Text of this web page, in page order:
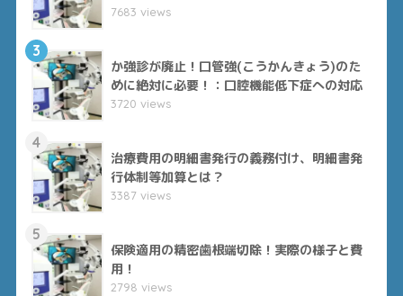
7683 views
3
か強診が廃止！口管強(こうかんきょう)のた
めに絶対に必要！：口腔機能低下症への対応
3720 views
4
治療費用の明細書発行の義務付け、明細書発
行体制等加算とは？
3387 views
5
保険適用の精密歯根端切除！実際の様子と費
用！
2798 views